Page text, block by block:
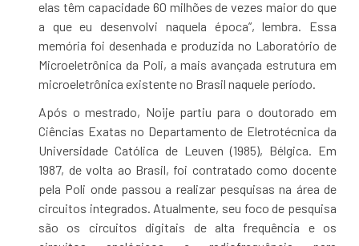
elas têm capacidade 60 milhões de vezes maior do que
a que eu desenvolvi naquela época”, lembra. Essa
memória foi desenhada e produzida no Laboratório de
Microeletrônica da Poli, a mais avançada estrutura em
microeletrônica existente no Brasil naquele período.
Após o mestrado, Noije partiu para o doutorado em
Ciências Exatas no Departamento de Eletrotécnica da
Universidade Católica de Leuven (1985), Bélgica. Em
1987, de volta ao Brasil, foi contratado como docente
pela Poli onde passou a realizar pesquisas na área de
circuitos integrados. Atualmente, seu foco de pesquisa
são os circuitos digitais de alta frequência e os